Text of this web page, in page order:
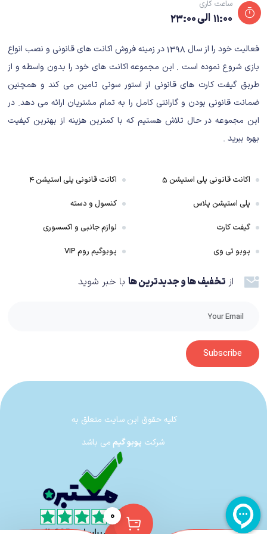
تجاری مهاجرت کرده‌اند. مدرسه‌ی شخصیت اصلی، جایی است که اتفاقات
از دوستان قدیمی خود ملاقات می‌کند و بعد از آن‌که مثل روزهای اول باهم
صمیمی می‌شوند یک ماجراجویی جذاب و در عین حال پر از خطر را آغاز
می‌کنند؛ ماجراجویی‌ای که آن‌ها را در برابر یک هیولا قرار می‌دهد و ممکن
است به قیمت جانشان تمام شود.
گیم پلی بازی
وقتی حرف از گیم‌پلی بازی‌های داستان‌محور می‌شود، کمتر کسی یک
خوبی را از داستان و گیم‌پلی ارائه می‌دادند؛ اما به تدریج با عوض شدن
بازی‌ها، گیم‌پلی آنها نیز به سمت شبیه‌سازهای پیاده‌روی رفت.
مکس در بازی یک قدرت خاص دارد: برگرداندن زمان. این قابلیت کلید اصلی حل
مثال، ممکن است بخواهید یک جعبه‌ی مهم را بردارید، اما با یک اشتباه محتویات
آن را روی زمین بریزید و آن را خراب کنید، در این زمان باید زمان را برگردانید و
Strange Remastered Collection قرار داده شده است.
قصه تاثیراتی دارند، اما در پایان فقط یک تصمیم نهایی در لحظات آخر، پایان بازی را
است و از همه مهم‌تر رابطه‌ی شما با کلوئی را دچار نوسانات زیادی خواهد کرد. شاید
سازندگان می‌توانستند تغییرات مهم‌تری را در مورد انتخاب‌ها اعمال کنند؛ اما ترجیح
داده‌اند در نسخه ریمستر شده تنها گرافیک بازی را تغییر بدهند و به ترکیب برنده‌ی
ساعت کاری
۱۱:۰۰ الی ۲۳:۰۰
فعالیت خود را از سال ۱۳۹۸ در زمینه فروش اکانت های قانونی و نصب انواع
بازی شروع نموده است . این مجموعه اکانت های خود را بدون واسطه و از
طریق گیفت کارت های قانونی از استور سونی تامین می کند و همچنین
ضمانت قانونی بودن و گارانتی کامل را به تمام مشتریان ارائه می دهد. در
این مجموعه در حال تلاش هستیم که با کمترین هزینه از بهترین کیفیت
بهره ببرید .
اکانت قانونی پلی استیشن ۵
پلی استیشن پلاس
گیفت کارت
پوبو تی وی
اکانت قانونی پلی استیشن ۴
کنسول و دسته
لوازم جانبی و اکسسوری
پوبوگیم روم VIP
از تخفیف ها و جدیدترین ها با خبر شوید
Subscribe
کلیه حقوق این سایت متعلق به
شرکت پوبو گیممی باشد
۰